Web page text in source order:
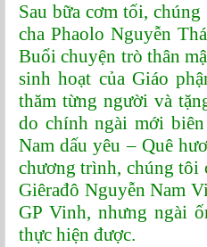
Sau bữa cơm tối,
cha Phaolo Nguyễn
Buổi chuyện trò thân
sinh hoạt của Giáo
thăm từng người và
do chính ngài mới
Nam dấu yêu – Quê
chương trình, chúng tôi
Giêrađô Nguyễn Nam
GP Vinh, nhưng ngài
thực hiện được.